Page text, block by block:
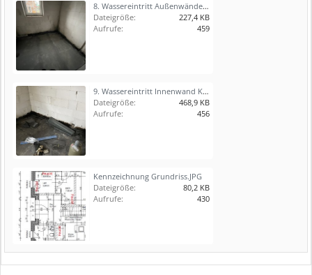
8. Wassereintritt Außenwände HTR.JPG
Dateigröße:
227,4 KB
Aufrufe:
459
9. Wassereintritt Innenwand Küche.JPG
Dateigröße:
468,9 KB
Aufrufe:
456
Kennzeichnung Grundriss.JPG
Dateigröße:
80,2 KB
Aufrufe:
430